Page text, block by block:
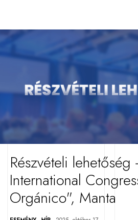
Részvételi lehetőség
International
Orgánico", Manta